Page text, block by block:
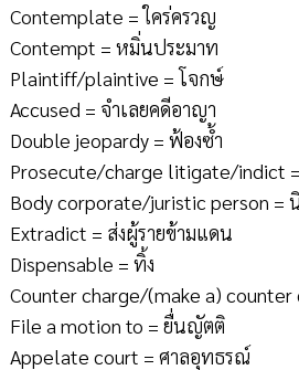
Contemplate = ใคร่ครวญ
Contempt = หมิ่นประมาท
Plaintiff/plaintive = โจกษ์
Accused = จำเลยคดีอาญา
Double jeopardy = ฟ้องซ้ำ
Prosecute/charge litigate/indict
Body corporate/juristic person =
Extradict = ส่งผู้รายข้ามแดน
Dispensable = ทิ้ง
Counter charge/(make a) counter
File a motion to = ยื่นญัตติ
Appelate court = ศาลอุทธรณ์